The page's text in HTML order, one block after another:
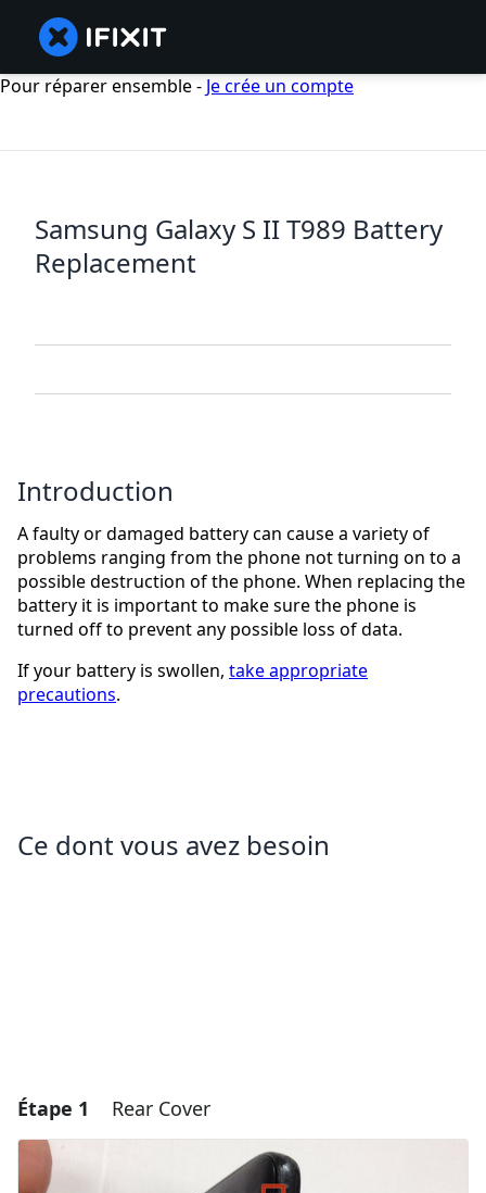
Pour réparer ensemble - Je crée un compte
Samsung Galaxy S II T989 Battery
Replacement
Introduction
A faulty or damaged battery can cause a variety of
problems ranging from the phone not turning on to a
possible destruction of the phone. When replacing the
battery it is important to make sure the phone is
turned off to prevent any possible loss of data.
If your battery is swollen, take appropriate
precautions.
Ce dont vous avez besoin
Étape 1 Rear Cover